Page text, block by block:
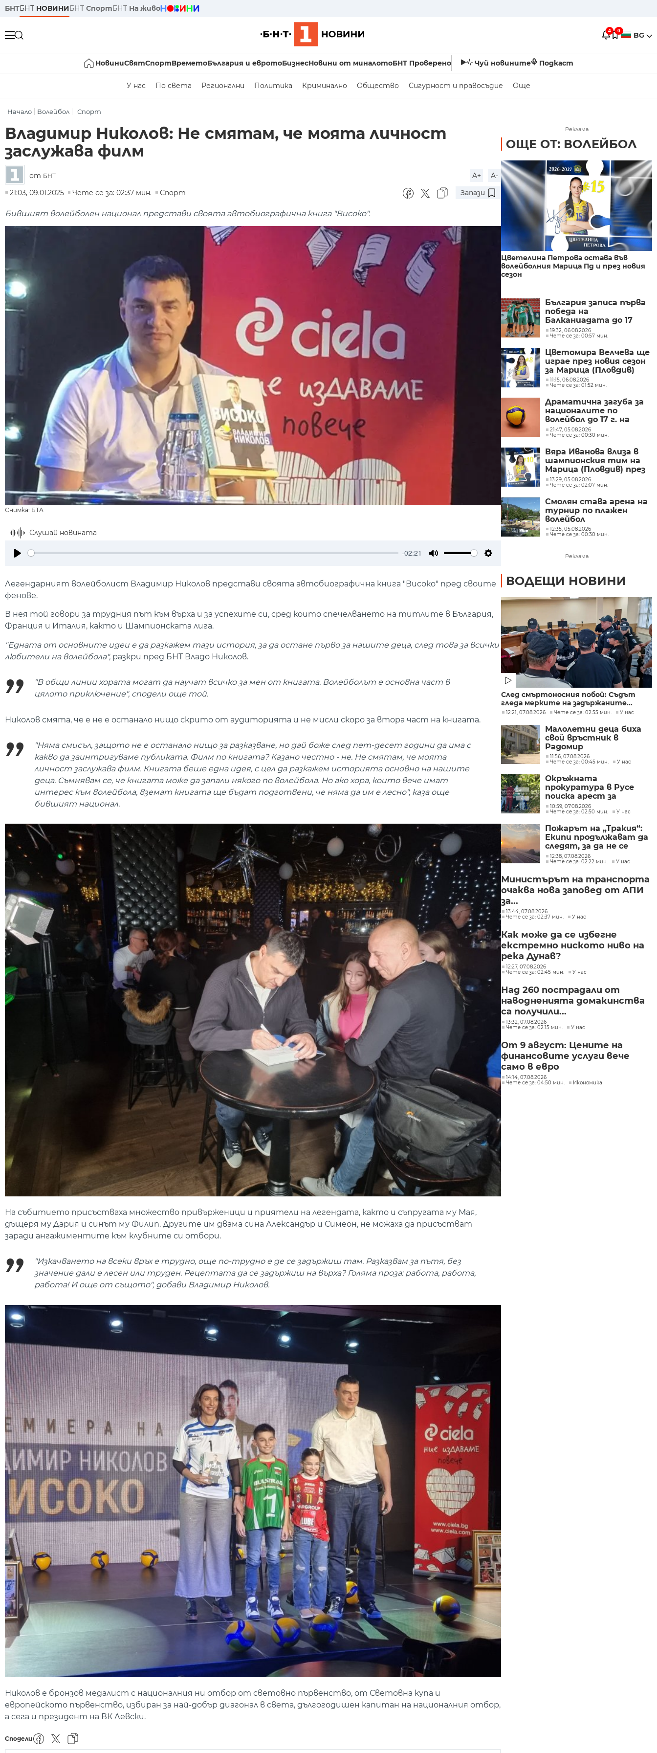
БНТБНТ НОВИНИБНТ СпортБНТ На живо
4 0 BG
НовиниСвятСпортВреметоБългария и евротоБизнесНовини от миналотоБНТ Проверено Чуй новините Подкаст
У нас По света Регионални Политика Криминално Общество Сигурност и правосъдие Още
Начало Волейбол Спорт
Владимир Николов: Не смятам, че моята личност
заслужава филм
от БНТ A+
A-
21:03, 09.01.2025
Чете се за: 02:37 мин. Спорт Запази
Бившият волейболен национал представи своята автобиографична книга "Високо".
Снимка: БТА
Слушай новината
-02:21
Легендарният волейболист Владимир Николов представи своята автобиографична книга "Високо" пред своите
фенове.
В нея той говори за трудния път към върха и за успехите си, сред които спечелването на титлите в България,
Франция и Италия, както и Шампионската лига.
"Едната от основните идеи е да разкажем тази история, за да остане първо за нашите деца, след това за всички
любители на волейбола", разкри пред БНТ Владо Николов.
"В общи линии хората могат да научат всичко за мен от книгата. Волейболът е основна част в
цялото приключение", сподели още той.
Николов смята, че е не е останало нищо скрито от аудиторията и не мисли скоро за втора част на книгата.
"Няма смисъл, защото не е останало нищо за разказване, но дай боже след пет-десет години да има с
какво да заинтригуваме публиката. Филм по книгата? Казано честно - не. Не смятам, че моята
личност заслужава филм. Книгата беше една идея, с цел да разкажем историята основно на нашите
деца. Съмнявам се, че книгата може да запали някого по волейбола. Но ако хора, които вече имат
интерес към волейбола, вземат книгата ще бъдат подготвени, че няма да им е лесно", каза още
бившият национал.
На събитието присъстваха множество привърженици и приятели на легендата, както и съпругата му Мая,
дъщеря му Дария и синът му Филип. Другите им двама сина Александър и Симеон, не можаха да присъстват
заради ангажиментите към клубните си отбори.
"Изкачването на всеки връх е трудно, още по-трудно е де се задържиш там. Разказвам за пътя, без
значение дали е лесен или труден. Рецептата да се задържиш на върха? Голяма проза: работа, работа,
работа! И още от същото", добави Владимир Николов.
Николов е бронзов медалист с националния ни отбор от световно първенство, от Световна купа и
европейското първенство, избиран за най-добър диагонал в света, дългогодишен капитан на националния отбор,
а сега и президент на ВК Левски.
Сподели
Реклама
ОЩЕ ОТ: ВОЛЕЙБОЛ
Цветелина Петрова остава във
волейболния Марица Пд и през новия
сезон
България записа първа
победа на
Балканиадата до 17
години и се класира за
полуфиналите
19:32, 06.08.2026
Чете се за: 00:57 мин.
Цветомира Велчева ще
играе през новия сезон
за Марица (Пловдив)
11:15, 06.08.2026
Чете се за: 01:52 мин.
Драматична загуба за
националите по
волейбол до 17 г. на
балканското
21:47, 05.08.2026
Чете се за: 00:30 мин.
Вяра Иванова влиза в
шампионския тим на
Марица (Пловдив) през
новия сезон
13:29, 05.08.2026
Чете се за: 02:07 мин.
Смолян става арена на
турнир по плажен
волейбол
12:35, 05.08.2026
Чете се за: 00:30 мин.
Реклама
ВОДЕЩИ НОВИНИ
След смъртоносния побой: Съдът
гледа мерките на задържаните...
12:21, 07.08.2026 Чете се за: 02:55 мин. У нас
Малолетни деца биха
свой връстник в
Радомир
11:56, 07.08.2026
Чете се за: 00:45 мин.
У нас
Окръжната
прокуратура в Русе
поиска арест за
петима от
участниците в
разбитата
лаборатория за
фентанил
10:59, 07.08.2026
Чете се за: 02:50 мин.
У нас
Пожарът на „Тракия“:
Екипи продължават да
следят, за да не се
разпространява
огънят
12:38, 07.08.2026
Чете се за: 02:22 мин.
У нас
Министърът на транспорта
очаква нова заповед от АПИ
за...
13:44, 07.08.2026
Чете се за: 02:37 мин.
У нас
Как може да се избегне
екстремно ниското ниво на
река Дунав?
12:27, 07.08.2026
Чете се за: 02:45 мин.
У нас
Над 260 пострадали от
наводненията домакинства
са получили...
13:32, 07.08.2026
Чете се за: 02:15 мин.
У нас
От 9 август: Цените на
финансовите услуги вече
само в евро
14:14, 07.08.2026
Чете се за: 04:50 мин.
Икономика